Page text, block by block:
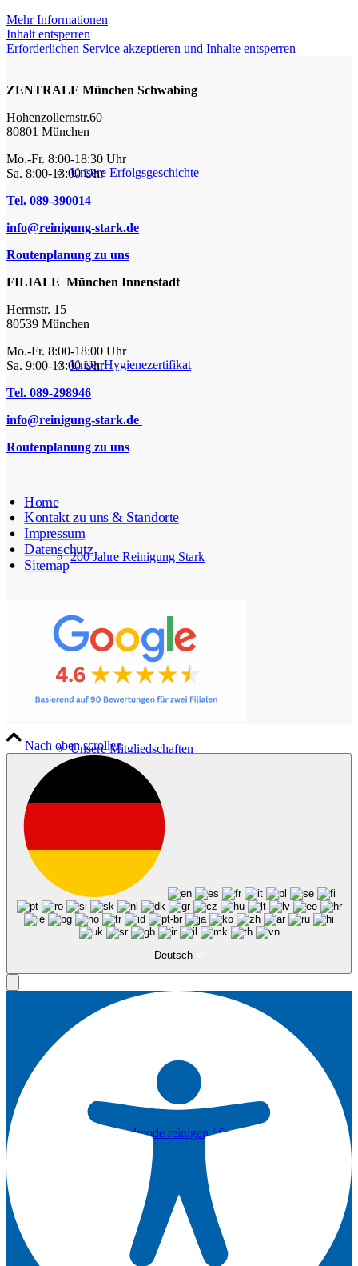
Unsere Erfolgsgeschichte
Unser Hygienezertifikat
200 Jahre Reinigung Stark
Unsere Mitgliedschaften
Leistungen Privatkunden
Abendmode reinigen / Spezialreinigung
Mehr Informationen
Inhalt entsperren
Erforderlichen Service akzeptieren und Inhalte entsperren
ZENTRALE München Schwabing
Hohenzollernstr.60
80801 München
Mo.-Fr. 8:00-18:30 Uhr
Sa. 8:00-13:00 Uhr
Tel. 089-390014
info@reinigung-stark.de
Routenplanung zu uns
FILIALE München Innenstadt
Herrnstr. 15
80539 München
Mo.-Fr. 8:00-18:00 Uhr
Sa. 9:00-13:00 Uhr
Tel. 089-298946
info@reinigung-stark.de
Routenplanung zu uns
Home
Kontakt zu uns & Standorte
Impressum
Datenschutz
Sitemap
Nach oben scrollen
Deutsch